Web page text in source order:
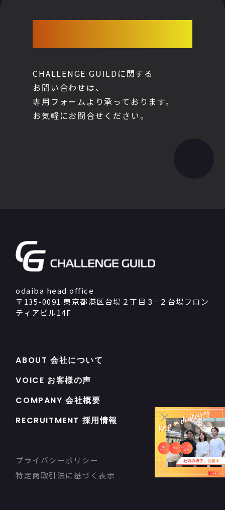
CHALLENGE GUILDに関する
お問い合わせは、
専用フォームより承っております。
お気軽にお問合せください。
×
odaiba head office
〒135-0091 東京都港区台場２丁目３−２台場フロン
ティアビル14F
ABOUT 会社について
VOICE お客様の声
COMPANY 会社概要
RECRUITMENT 採用情報
プライバシーポリシー
特定商取引法に基づく表示